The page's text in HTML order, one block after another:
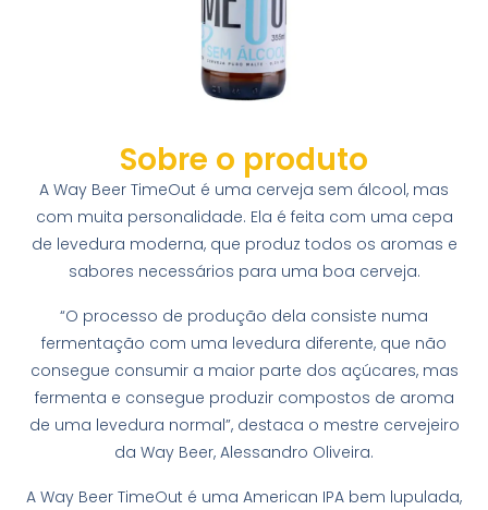
Sobre o produto
A Way Beer TimeOut é uma cerveja sem álcool, mas
com muita personalidade. Ela é feita com uma cepa
de levedura moderna, que produz todos os aromas e
sabores necessários para uma boa cerveja.
“O processo de produção dela consiste numa
fermentação com uma levedura diferente, que não
consegue consumir a maior parte dos açúcares, mas
fermenta e consegue produzir compostos de aroma
de uma levedura normal”, destaca o mestre cervejeiro
da Way Beer, Alessandro Oliveira.
A Way Beer TimeOut é uma American IPA bem lupulada,